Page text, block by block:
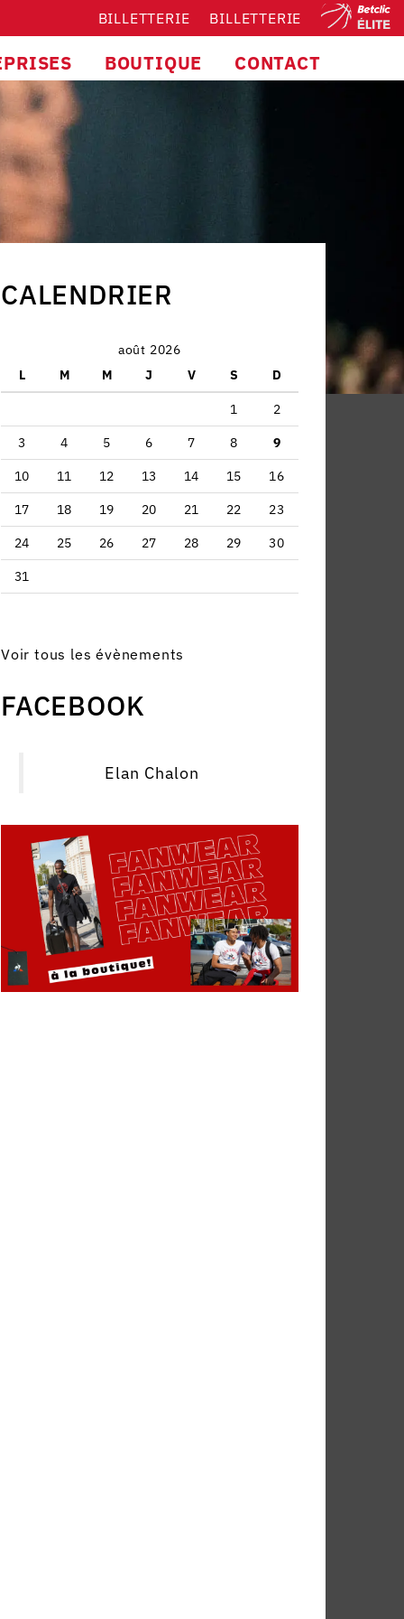
BILLETTERIE BILLETTERIE
BOUTIQUE CONTACT
CALENDRIER
août 2026
L
M M J V S D
1 2
3 4 5 6 7 8 9
10 11 12 13 14 15 16
17 18 19 20 21 22 23
24 25 26 27 28 29 30
31
Voir tous les évènements
FACEBOOK
Elan Chalon